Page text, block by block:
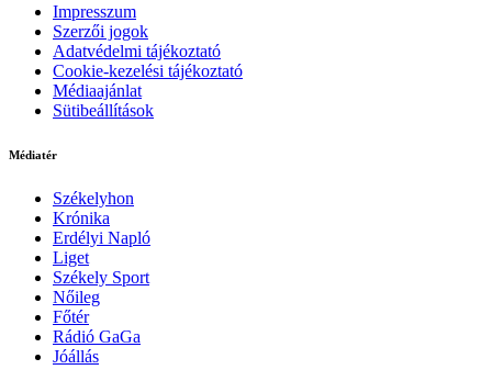
Impresszum
Szerzői jogok
Adatvédelmi tájékoztató
Cookie-kezelési tájékoztató
Médiaajánlat
Sütibeállítások
Médiatér
Székelyhon
Krónika
Erdélyi Napló
Liget
Székely Sport
Nőileg
Főtér
Rádió GaGa
Jóállás